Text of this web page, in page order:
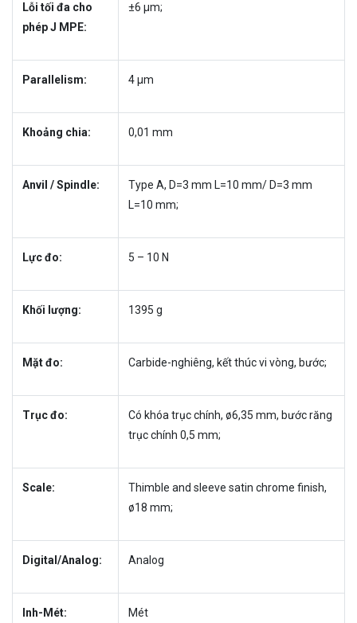
Lỗi tối đa cho
phép J MPE:
±6 µm;
Parallelism: 4 µm
Khoảng chia: 0,01 mm
Anvil / Spindle:
Type A, D=3 mm L=10 mm/ D=3 mm
L=10 mm;
Lực đo: 5 – 10 N
Khối lượng: 1395 g
Mặt đo: Carbide-nghiêng, kết thúc vi vòng, bước;
Trục đo:
Có khóa trục chính, ø6,35 mm, bước răng
trục chính 0,5 mm;
Scale:
Thimble and sleeve satin chrome finish,
ø18 mm;
Digital/Analog: Analog
Inh-Mét: Mét